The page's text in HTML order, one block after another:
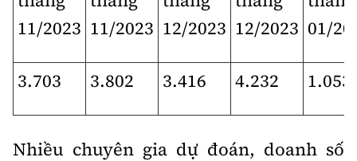
11/2023 11/2023 12/2023 12/2023 01/
3.703 3.802 3.416 4.232 1.053
Nhiều chuyên gia dự đoán, doanh số